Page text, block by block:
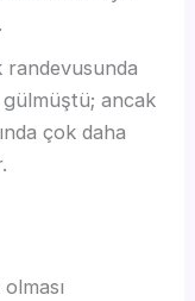
randevusunda
gülmüştü; ancak
çok daha